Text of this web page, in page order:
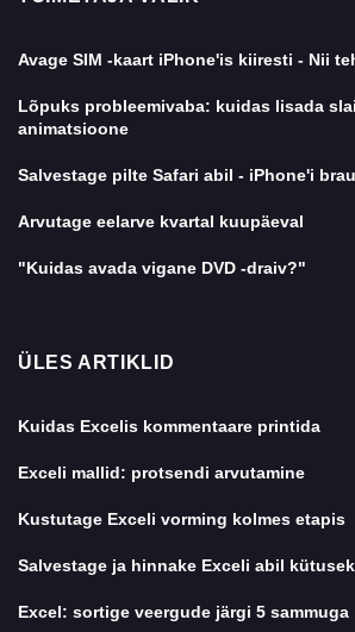
Avage SIM -kaart iPhone'is kiiresti - Nii
Lõpuks probleemivaba: kuidas lisada
animatsioone
Salvestage pilte Safari abil - iPhone'i
Arvutage eelarve kvartal kuupäeval
"Kuidas avada vigane DVD -draiv?"
ÜLES ARTIKLID
Kuidas Excelis kommentaare printida
Exceli mallid: protsendi arvutamine
Kustutage Exceli vorming kolmes etapis
Salvestage ja hinnake Exceli abil
Excel: sortige veergude järgi 5 sammuga